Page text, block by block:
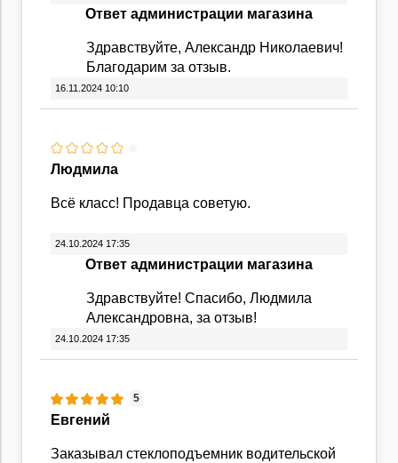
Ответ администрации магазина
Здравствуйте, Александр Николаевич!
Благодарим за отзыв.
16.11.2024 10:10
Людмила
Всё класс! Продавца советую.
24.10.2024 17:35
Ответ администрации магазина
Здравствуйте! Спасибо, Людмила
Александровна, за отзыв!
24.10.2024 17:35
5
Евгений
Заказывал стеклоподъемник водительской